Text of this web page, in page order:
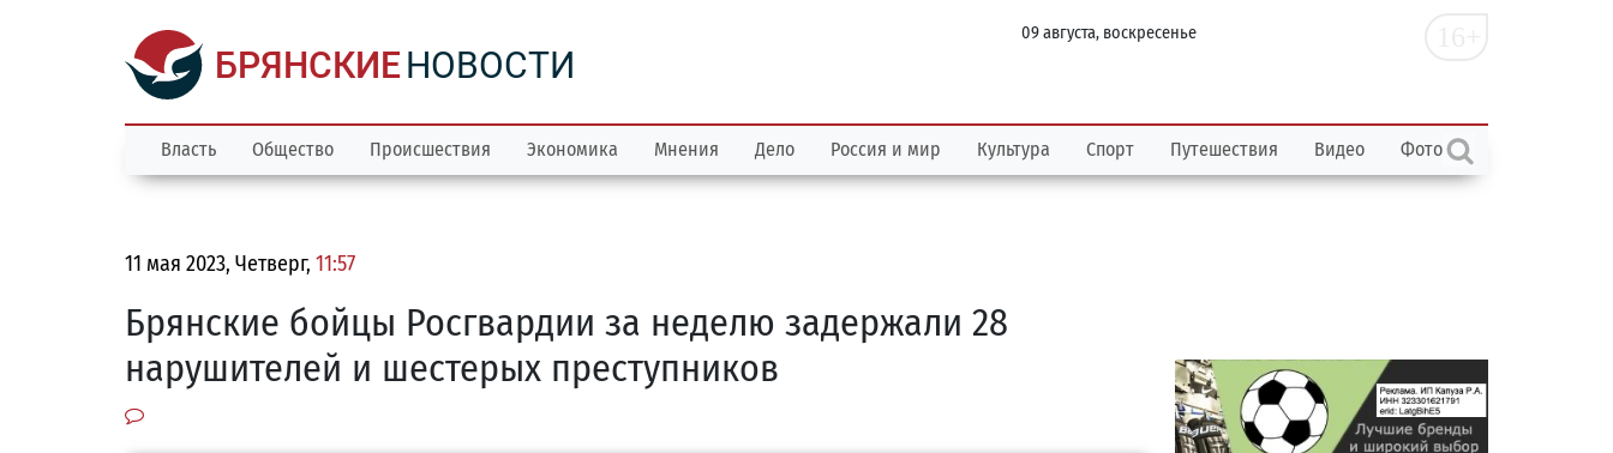
БРЯНСКИЕНОВОСТИ
09 августа, воскресенье
Власть Общество Происшествия Экономика Мнения Дело Россия и мир Культура Спорт Путешествия Видео Фото
11 мая 2023, Четверг, 11:57
Брянские бойцы Росгвардии за неделю задержали 28
нарушителей и шестерых преступников